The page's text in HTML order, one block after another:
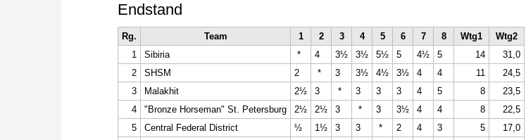
Endstand
Rg. Team 1 2 3 4 5 6 7 8 Wtg1
Wtg2
1
Sibiria * 4 3½ 3½ 5½ 5 4½ 5 14
31,0
2
SHSM 2 * 3 3½ 4½ 3½ 4 4 11
24,5
3
Malakhit 2½ 3 * 3 3 3 4 5 8
23,5
4
"Bronze Horseman" St. Petersburg 2½ 2½ 3 * 3 3½ 4 4 8
22,5
5
Central Federal District ½ 1½ 3 3 * 2 4 3 5
17,0